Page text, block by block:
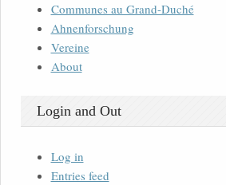
Communes au Grand-Duché
Ahnenforschung
Vereine
About
Login and Out
Log in
Entries feed